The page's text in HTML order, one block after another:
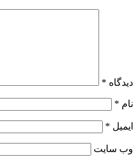
دیدگاه *
نام *
ایمیل *
وب‌ سایت